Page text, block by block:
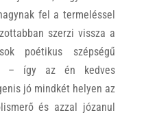
fel a termeléssel
szerzi vissza a
poétikus szépségű
– így az én kedves
jó mindkét helyen az
és azzal józanul